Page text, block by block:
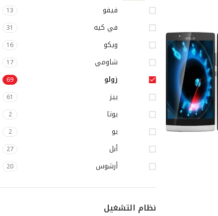
فيفو 13
في كيه 31
ويكو 16
شاومي 17
زولو 69
ييز 61
يوتا 2
يو 2
أبل 27
أرشوس 20
نظام التشغيل